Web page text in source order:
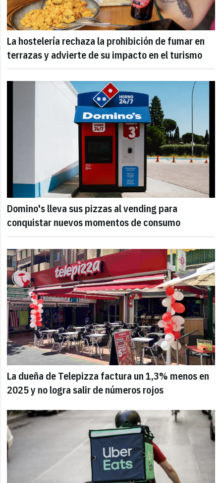
La hostelería rechaza la prohibición de fumar en
terrazas y advierte de su impacto en el turismo
Domino's lleva sus pizzas al vending para
conquistar nuevos momentos de consumo
La dueña de Telepizza factura un 1,3% menos en
2025 y no logra salir de números rojos